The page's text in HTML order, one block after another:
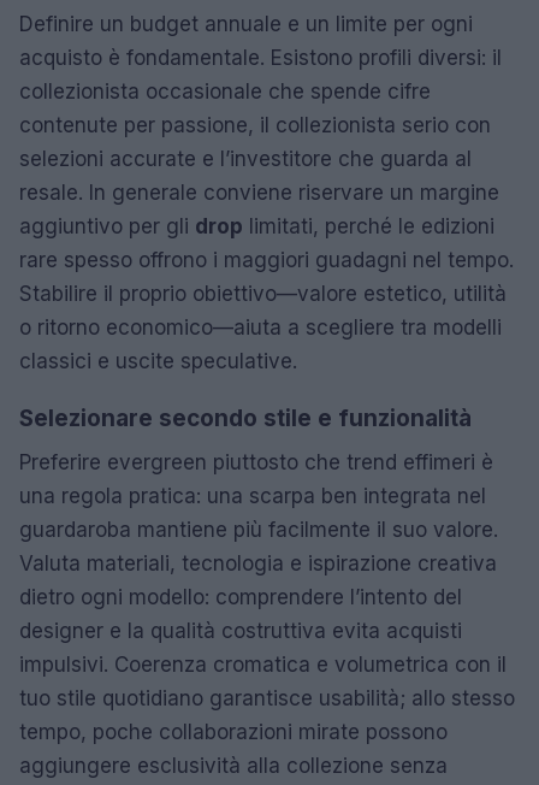
Definire un budget annuale e un limite per ogni
acquisto è fondamentale. Esistono profili diversi: il
collezionista occasionale che spende cifre
contenute per passione, il collezionista serio con
selezioni accurate e l’investitore che guarda al
resale. In generale conviene riservare un margine
aggiuntivo per gli drop limitati, perché le edizioni
rare spesso offrono i maggiori guadagni nel tempo.
Stabilire il proprio obiettivo—valore estetico, utilità
o ritorno economico—aiuta a scegliere tra modelli
classici e uscite speculative.
Selezionare secondo stile e funzionalità
Preferire evergreen piuttosto che trend effimeri è
una regola pratica: una scarpa ben integrata nel
guardaroba mantiene più facilmente il suo valore.
Valuta materiali, tecnologia e ispirazione creativa
dietro ogni modello: comprendere l’intento del
designer e la qualità costruttiva evita acquisti
impulsivi. Coerenza cromatica e volumetrica con il
tuo stile quotidiano garantisce usabilità; allo stesso
tempo, poche collaborazioni mirate possono
aggiungere esclusività alla collezione senza